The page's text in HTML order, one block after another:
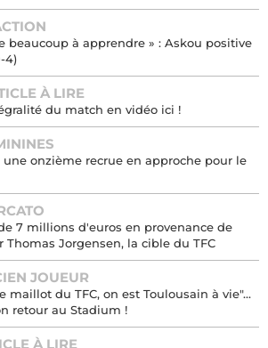
beaucoup à apprendre » : Askou positive
4)
À LIRE
du match en vidéo ici !
onzième recrue en approche pour le
7 millions d'euros en provenance de
Thomas Jorgensen, la cible du TFC
JOUEUR
maillot du TFC, on est Toulousain à vie"...
retour au Stadium !
À LIRE